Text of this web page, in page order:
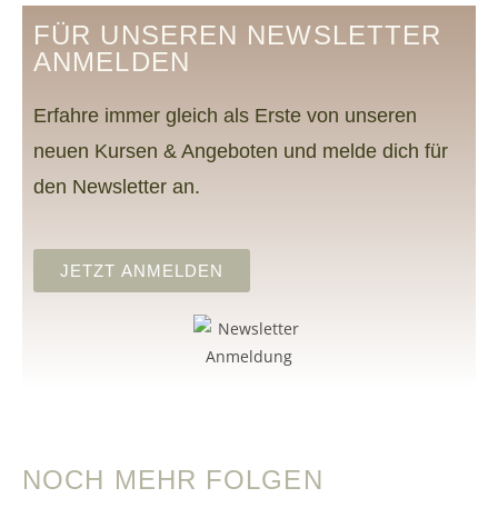
FÜR UNSEREN NEWSLETTER
ANMELDEN
Erfahre immer gleich als Erste von unseren
neuen Kursen & Angeboten und melde dich für
den Newsletter an.
JETZT ANMELDEN
NOCH MEHR FOLGEN